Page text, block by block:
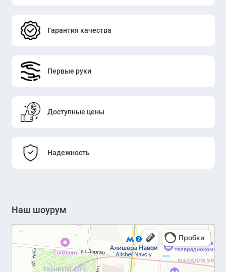
Гарантия качества
Первые руки
Доступные цены
Надежность
Наш шоурум